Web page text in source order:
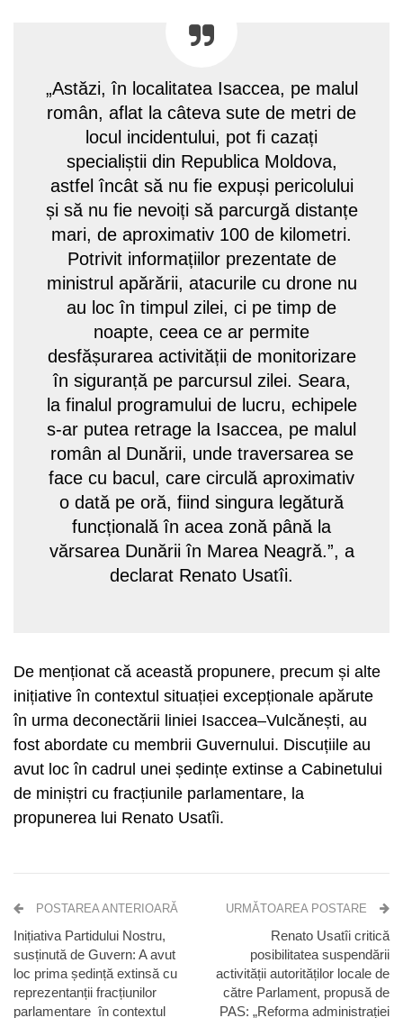
„Astăzi, în localitatea Isaccea, pe malul
român, aflat la câteva sute de metri de
locul incidentului, pot fi cazați
specialiștii din Republica Moldova,
astfel încât să nu fie expuși pericolului
și să nu fie nevoiți să parcurgă distanțe
mari, de aproximativ 100 de kilometri.
Potrivit informațiilor prezentate de
ministrul apărării, atacurile cu drone nu
au loc în timpul zilei, ci pe timp de
noapte, ceea ce ar permite
desfășurarea activității de monitorizare
în siguranță pe parcursul zilei. Seara,
la finalul programului de lucru, echipele
s-ar putea retrage la Isaccea, pe malul
român al Dunării, unde traversarea se
face cu bacul, care circulă aproximativ
o dată pe oră, fiind singura legătură
funcțională în acea zonă până la
vărsarea Dunării în Marea Neagră.”, a
declarat Renato Usatîi.
De menționat că această propunere, precum și alte
inițiative în contextul situației excepționale apărute
în urma deconectării liniei Isaccea–Vulcănești, au
fost abordate cu membrii Guvernului. Discuțiile au
avut loc în cadrul unei ședințe extinse a Cabinetului
de miniștri cu fracțiunile parlamentare, la
propunerea lui Renato Usatîi.
POSTAREA ANTERIOARĂ
Inițiativa Partidului Nostru,
susținută de Guvern: A avut
loc prima ședință extinsă cu
reprezentanții fracțiunilor
parlamentare în contextul
URMĂTOAREA POSTARE
Renato Usatîi critică
posibilitatea suspendării
activității autorităților locale de
către Parlament, propusă de
PAS: „Reforma administrației